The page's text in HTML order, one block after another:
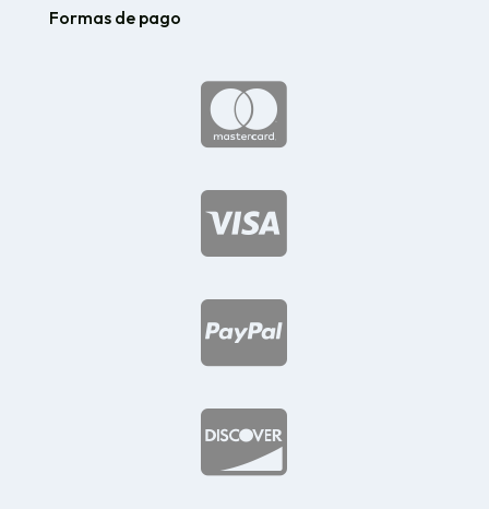
Formas de pago



